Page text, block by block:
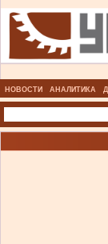
НОВОСТИ АНАЛИТИКА